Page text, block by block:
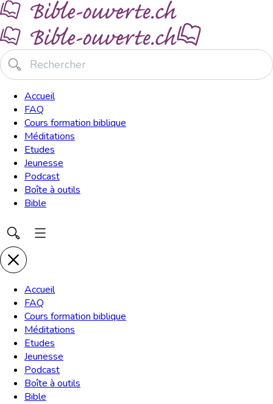
Accueil
FAQ
Cours formation biblique
Méditations
Etudes
Jeunesse
Podcast
Boîte à outils
Bible
Accueil
FAQ
Cours formation biblique
Méditations
Etudes
Jeunesse
Podcast
Boîte à outils
Bible